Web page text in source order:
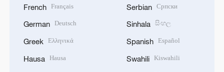
French Français
German Deutsch
Greek Ελληνικά
Hausa Hausa
Serbian Српски
Sinhala සිංහල
Spanish Español
Swahili Kiswahili